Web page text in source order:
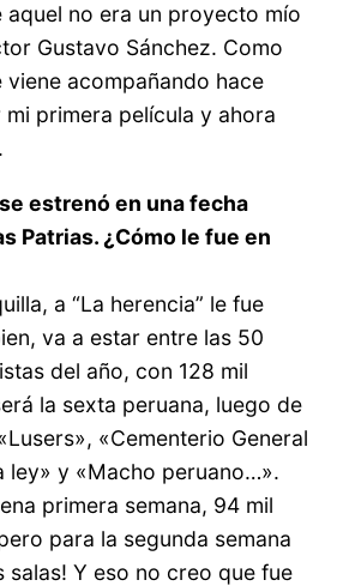
aquel no era un proyecto mío
Gustavo Sánchez. Como
viene acompañando hace
primera película y ahora
estrenó en una fecha
Patrias. ¿Cómo le fue en
a “La herencia” le fue
va a estar entre las 50
del año, con 128 mil
la sexta peruana, luego de
«Cementerio General
ley» y «Macho peruano…».
primera semana, 94 mil
para la segunda semana
salas! Y eso no creo que fue